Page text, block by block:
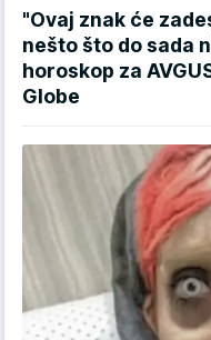
"Ovaj znak će
nešto što do sada
horoskop za
Globe